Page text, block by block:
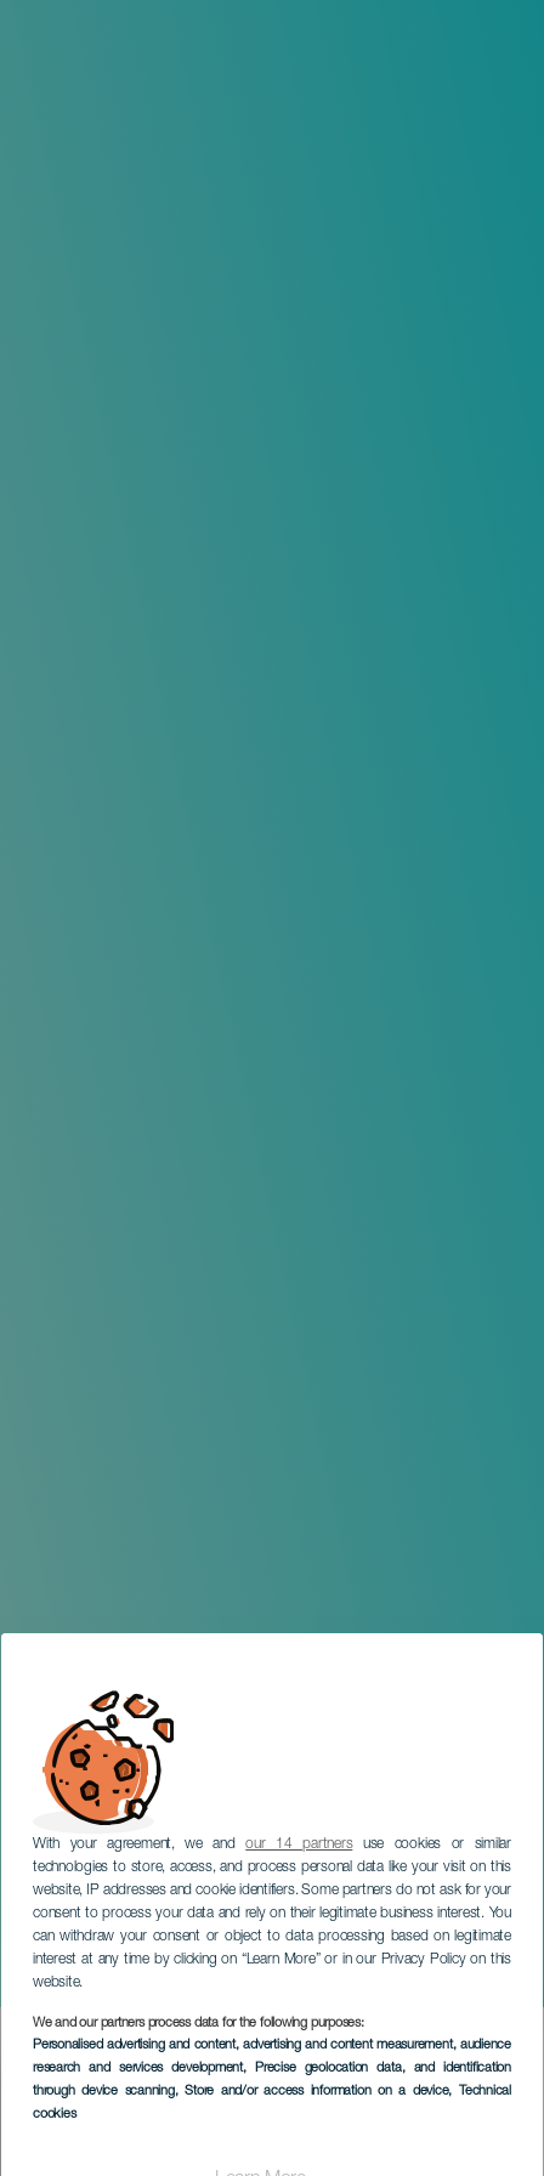
With your agreement, we andour 14 partnersuse cookies or similar
technologies to store, access, and process personal data like your visit on this
website, IP addresses and cookie identifiers. Some partners do not ask for your
consent to process your data and rely on their legitimate business interest. You
can withdraw your consent or object to data processing based on legitimate
interest at any time by clicking on “Learn More” or in our Privacy Policy on this
website.
We and our partners process data for the following purposes:
Personalised advertising and content, advertising and content measurement, audience
research and services development, Precise geolocation data, and identification
through device scanning, Store and/or access information on a device, Technical
cookies
Exposición temporal: We
love you too
TENERIFE
Imagen
Listado